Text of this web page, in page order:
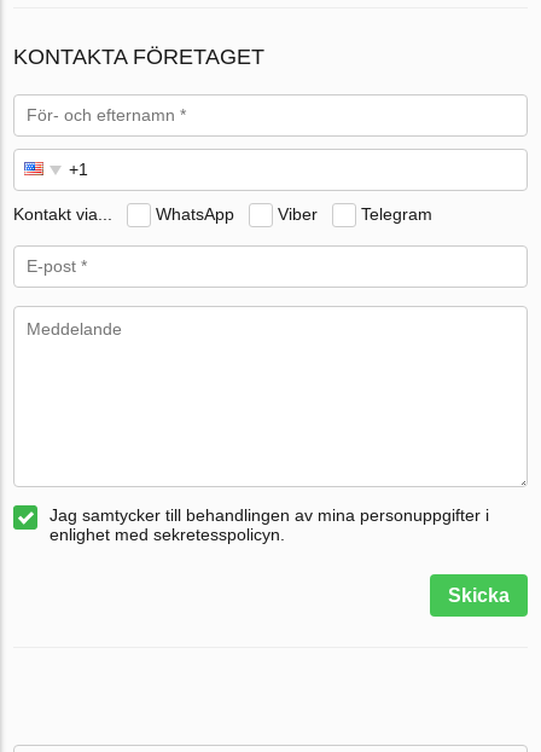
KONTAKTA FÖRETAGET
Kontakt via... WhatsApp Viber Telegram
Jag samtycker till behandlingen av mina personuppgifter i
enlighet med sekretesspolicyn.
Skicka